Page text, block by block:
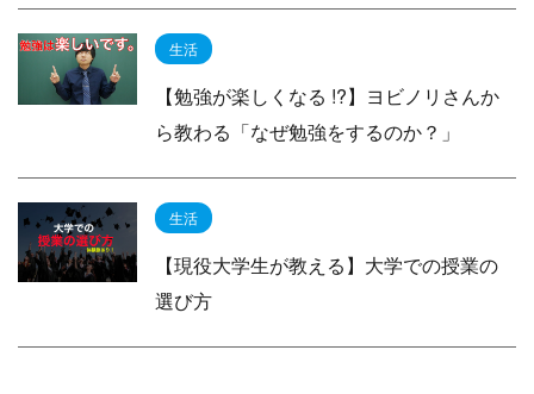
生活
【勉強が楽しくなる !?】ヨビノリさんか
ら教わる「なぜ勉強をするのか？」
生活
【現役大学生が教える】大学での授業の
選び方